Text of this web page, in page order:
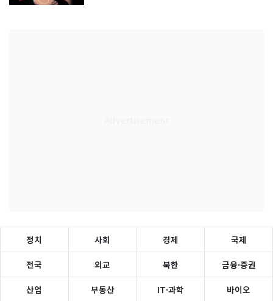
정치 사회 경제 국제
전국 외교 북한 금융·증권
산업 부동산 IT·과학 바이오